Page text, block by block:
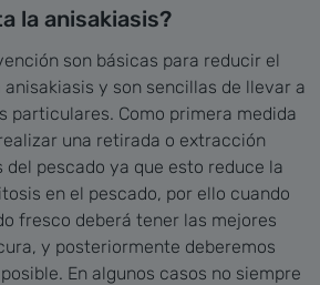
la anisakiasis?
son básicas para reducir el
y son sencillas de llevar a
particulares. Como primera medida
una retirada o extracción
del pescado ya que esto reduce la
en el pescado, por ello cuando
fresco deberá tener las mejores
y posteriormente deberemos
En algunos casos no siempre